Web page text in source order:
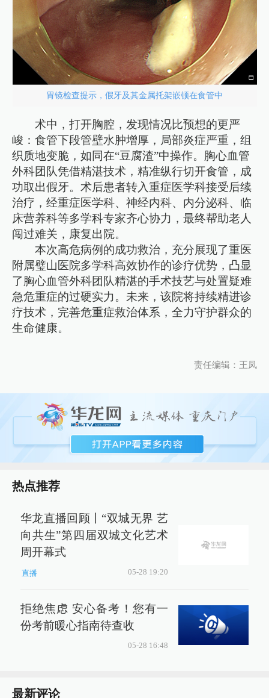
胃镜检查提示，假牙及其金属托架嵌顿在食管中
术中，打开胸腔，发现情况比预想的更严
峻：食管下段管壁水肿增厚，局部炎症严重，组
织质地变脆，如同在“豆腐渣”中操作。胸心血管
外科团队凭借精湛技术，精准纵行切开食管，成
功取出假牙。术后患者转入重症医学科接受后续
治疗，经重症医学科、神经内科、内分泌科、临
床营养科等多学科专家齐心协力，最终帮助老人
闯过难关，康复出院。
本次高危病例的成功救治，充分展现了重医
附属璧山医院多学科高效协作的诊疗优势，凸显
了胸心血管外科团队精湛的手术技艺与处置疑难
急危重症的过硬实力。未来，该院将持续精进诊
疗技术，完善危重症救治体系，全力守护群众的
生命健康。
责任编辑：王凤
热点推荐
华龙直播回顾丨“双城无界 艺
向共生”第四届双城文化艺术
周开幕式
直播 05-28 19:20
拒绝焦虑 安心备考！您有一
份考前暖心指南待查收
05-28 16:48
最新评论